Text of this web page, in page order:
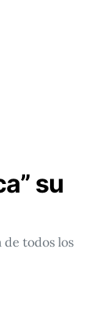
su
de todos los